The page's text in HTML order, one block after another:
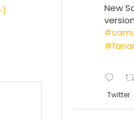
New
version
#fanartㅤㅤ
Twitter